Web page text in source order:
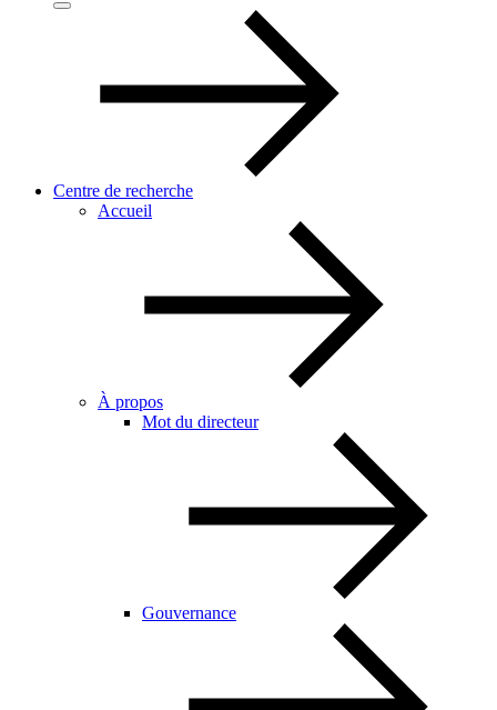
Centre de recherche
Accueil
À propos
Mot du directeur
Gouvernance